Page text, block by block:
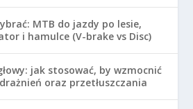
MTB do jazdy po lesie,
i hamulce (V-brake vs Disc)
jak stosować, by wzmocnić
oraz przetłuszczania